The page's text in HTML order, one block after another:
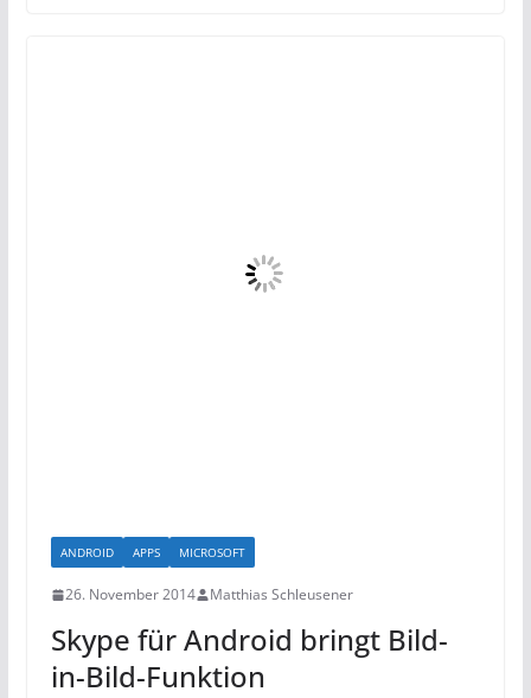
ANDROID APPS MICROSOFT
26. November 2014 Matthias Schleusener
Skype für Android bringt Bild-
in-Bild-Funktion